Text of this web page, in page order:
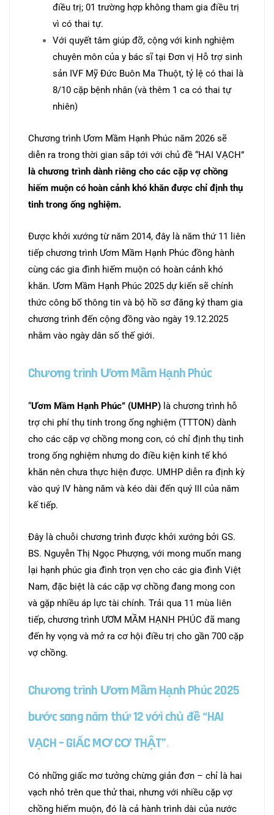
điều trị; 01 trường hợp không tham gia điều trị
vì có thai tự.
Với quyết tâm giúp đỡ, cộng với kinh nghiệm
chuyên môn của y bác sĩ tại Đơn vị Hỗ trợ sinh
sản IVF Mỹ Đức Buôn Ma Thuột, tỷ lệ có thai là
8/10 cặp bệnh nhân (và thêm 1 ca có thai tự
nhiên)
Chương trình Ươm Mầm Hạnh Phúc năm 2026 sẽ
diễn ra trong thời gian sắp tới với chủ đề “HAI VẠCH”
là chương trình dành riêng cho các cặp vợ chồng
hiếm muộn có hoàn cảnh khó khăn được chỉ định thụ
tinh trong ống nghiệm.
Được khởi xướng từ năm 2014, đây là năm thứ 11 liên
tiếp chương trình Ươm Mầm Hạnh Phúc đồng hành
cùng các gia đình hiếm muộn có hoàn cảnh khó
khăn. Ươm Mầm Hạnh Phúc 2025 dự kiến sẽ chính
thức công bố thông tin và bộ hồ sơ đăng ký tham gia
chương trình đến cộng đồng vào ngày 19.12.2025
nhằm vào ngày dân số thế giới.
Chương trình Ươm Mầm Hạnh Phúc
“Ươm Mầm Hạnh Phúc” (UMHP) là chương trình hỗ
trợ chi phí thụ tinh trong ống nghiệm (TTTON) dành
cho các cặp vợ chồng mong con, có chỉ định thụ tinh
trong ống nghiệm nhưng do điều kiện kinh tế khó
khăn nên chưa thực hiện được. UMHP diễn ra định kỳ
vào quý IV hàng năm và kéo dài đến quý III của năm
kế tiếp.
Đây là chuỗi chương trình được khởi xướng bởi GS.
BS. Nguyễn Thị Ngọc Phượng, với mong muốn mang
lại hạnh phúc gia đình trọn vẹn cho các gia đình Việt
Nam, đặc biệt là các cặp vợ chồng đang mong con
và gặp nhiều áp lực tài chính. Trải qua 11 mùa liên
tiếp, chương trình ƯƠM MẦM HẠNH PHÚC đã mang
đến hy vọng và mở ra cơ hội điều trị cho gần 700 cặp
vợ chồng.
Chương trình Ươm Mầm Hạnh Phúc 2025
bước sang năm thứ 12với chủ đề “HAI
VẠCH – GIẤC MƠ CƠ THẬT”.
Có những giấc mơ tưởng chừng giản đơn – chỉ là hai
vạch nhỏ trên que thử thai, nhưng với nhiều cặp vợ
chồng hiếm muộn, đó là cả hành trình dài của nước